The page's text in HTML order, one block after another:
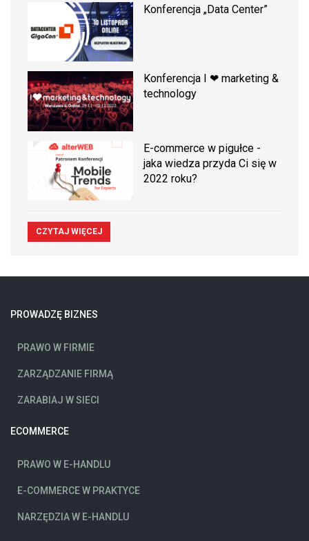
Konferencja „Data Center”
Konferencja I ❤ marketing &
technology
E-commerce w pigułce -
jaka wiedza przyda Ci się w
2022 roku?
CZYTAJ WIĘCEJ
PROWADZĘ BIZNES
PRAWO W FIRMIE
ZARZĄDZANIE FIRMĄ
ZARABIAJ W SIECI
ECOMMERCE
PRAWO W E-HANDLU
E-COMMERCE W PRAKTYCE
NARZĘDZIA W E-HANDLU